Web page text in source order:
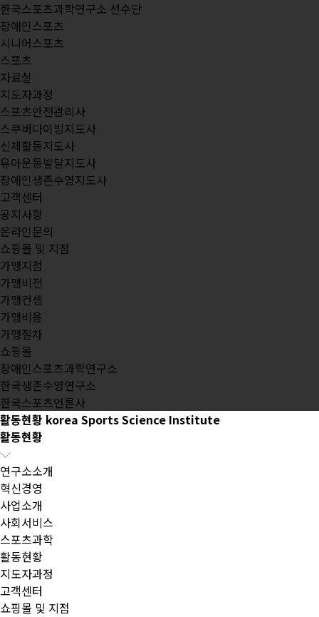
한국스포츠과학연구소 선수단
장애인스포츠
시니어스포츠
스포츠
자료실
지도자과정
스포츠안전관리사
스쿠버다이빙지도사
신체활동지도사
유아운동발달지도사
장애인생존수영지도사
고객센터
공지사항
온라인문의
쇼핑몰 및 지점
가맹지점
가맹비전
가맹컨셉
가맹비용
가맹절차
쇼핑몰
장애인스포츠과학연구소
한국생존수영연구소
한국스포츠언론사
활동현황 korea Sports Science Institute
활동현황
연구소소개
혁신경영
사업소개
사회서비스
스포츠과학
활동현황
지도자과정
고객센터
쇼핑몰 및 지점